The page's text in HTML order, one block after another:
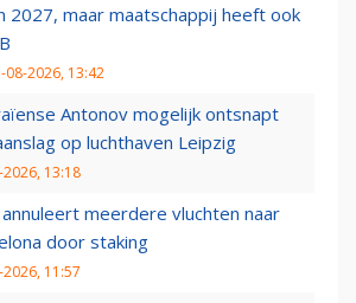
2027, maar maatschappij heeft ook
08-2026, 13:42
Antonov mogelijk ontsnapt
op luchthaven Leipzig
2026, 13:18
annuleert meerdere vluchten naar
door staking
11:57